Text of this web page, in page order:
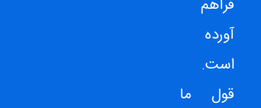
فراهم
آورده
است.
قول ما